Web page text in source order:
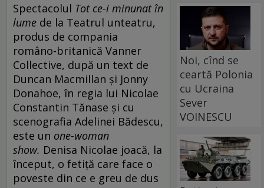
Spectacolul Tot ce-i minunat în
lume de la Teatrul unteatru,
produs de compania
româno-britanică Vanner
Collective, după un text de
Duncan Macmillan şi Jonny
Donahoe, în regia lui Nicolae
Constantin Tănase şi cu
scenografia Adelinei Bădescu,
este un one-woman
show. Denisa Nicolae joacă, la
început, o fetiță care face o
poveste din ce e greu de dus
Noi, cînd se
ceartă Polonia
cu Ucraina
Sever
VOINESCU